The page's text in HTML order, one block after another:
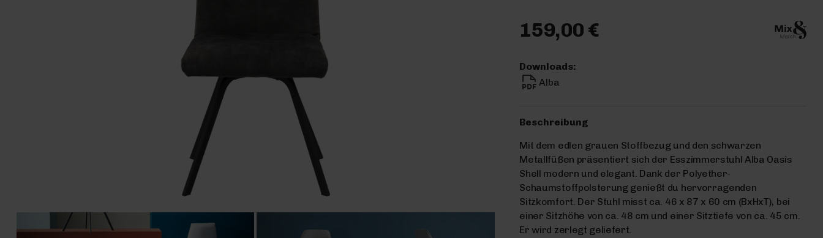
159,00 €
Downloads:
Alba
Beschreibung
Mit dem edlen grauen Stoffbezug und den schwarzen
Metallfüßen präsentiert sich der Esszimmerstuhl Alba Oasis
Shell modern und elegant. Dank der Polyether-
Schaumstoffpolsterung genießt du hervorragenden
Sitzkomfort. Der Stuhl misst ca. 46 x 87 x 60 cm (BxHxT), bei
einer Sitzhöhe von ca. 48 cm und einer Sitztiefe von ca. 45 cm.
Er wird zerlegt geliefert.